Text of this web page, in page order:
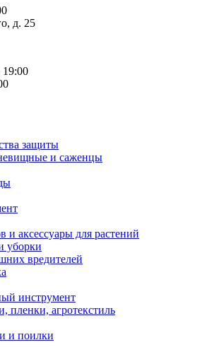
д. 25
19:00
защиты
и саженцы
и аксессуары для растений
уборки
вредителей
инструмент
пленки, агротекстиль
и поилки